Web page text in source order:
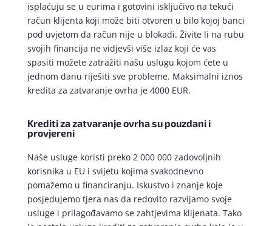
isplaćuju se u eurima i gotovini isključivo na tekući
račun klijenta koji može biti otvoren u bilo kojoj banci
pod uvjetom da račun nije u blokadi. Živite li na rubu
svojih financija ne vidjevši više izlaz koji će vas
spasiti možete zatražiti našu uslugu kojom ćete u
jednom danu riješiti sve probleme. Maksimalni iznos
kredita za zatvaranje ovrha je 4000 EUR.
Krediti za zatvaranje ovrha su pouzdani i
provjereni
Naše usluge koristi preko 2 000 000 zadovoljnih
korisnika u EU i svijetu kojima svakodnevno
pomažemo u financiranju. Iskustvo i znanje koje
posjedujemo tjera nas da redovito razvijamo svoje
usluge i prilagođavamo se zahtjevima klijenata. Tako